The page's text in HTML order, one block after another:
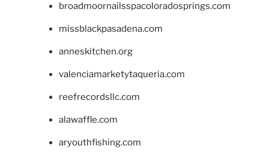
broadmoornailsspacoloradosprings.com
missblackpasadena.com
anneskitchen.org
valenciamarketytaqueria.com
reefrecordsllc.com
alawaffle.com
aryouthfishing.com